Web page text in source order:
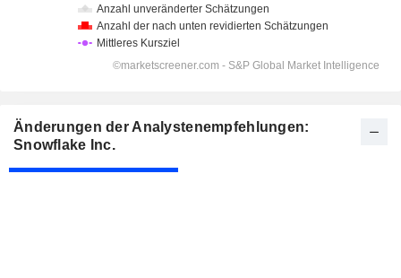
Änderungen der Analystenempfehlungen:
Snowflake Inc.